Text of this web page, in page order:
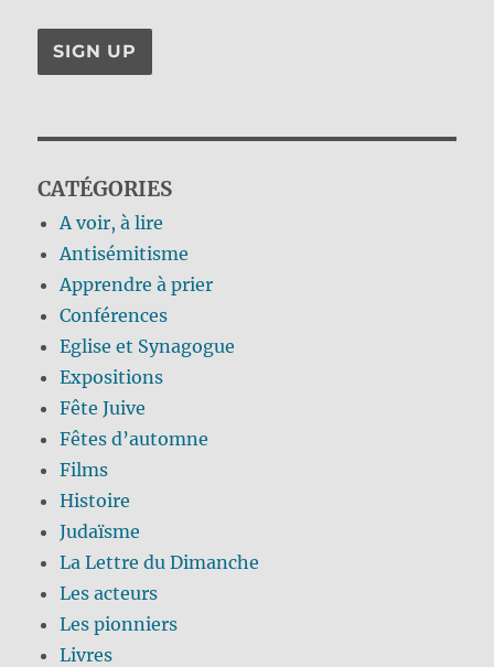
CATÉGORIES
A voir, à lire
Antisémitisme
Apprendre à prier
Conférences
Eglise et Synagogue
Expositions
Fête Juive
Fêtes d’automne
Films
Histoire
Judaïsme
La Lettre du Dimanche
Les acteurs
Les pionniers
Livres